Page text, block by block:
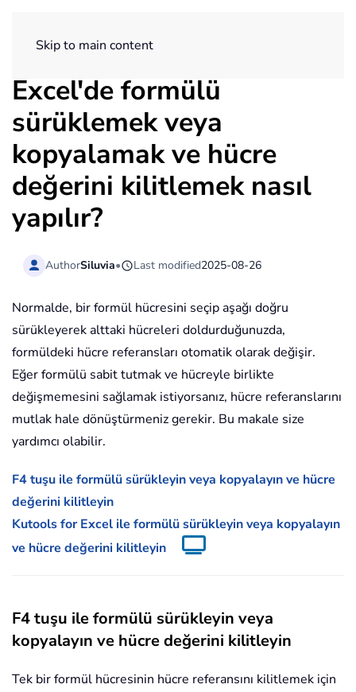
Skip to main content
Excel'de formülü
sürüklemek veya
kopyalamak ve hücre
değerini kilitlemek nasıl
yapılır?
AuthorSiluvia• Last modified2025-08-26
Normalde, bir formül hücresini seçip aşağı doğru
sürükleyerek alttaki hücreleri doldurduğunuzda,
formüldeki hücre referansları otomatik olarak değişir.
Eğer formülü sabit tutmak ve hücreyle birlikte
değişmemesini sağlamak istiyorsanız, hücre referanslarını
mutlak hale dönüştürmeniz gerekir. Bu makale size
yardımcı olabilir.
F4 tuşu ile formülü sürükleyin veya kopyalayın ve hücre
değerini kilitleyin
Kutools for Excel ile formülü sürükleyin veya kopyalayın
ve hücre değerini kilitleyin
F4 tuşu ile formülü sürükleyin veya
kopyalayın ve hücre değerini kilitleyin
Tek bir formül hücresinin hücre referansını kilitlemek için